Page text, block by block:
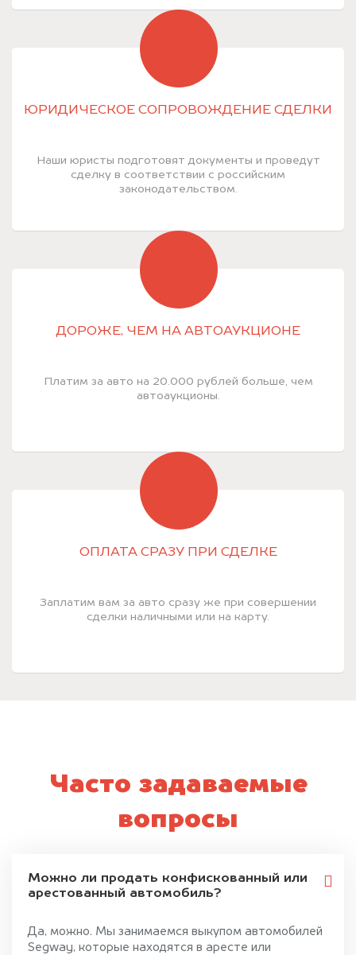
ЮРИДИЧЕСКОЕ СОПРОВОЖДЕНИЕ СДЕЛКИ
Наши юристы подготовят документы и проведут
сделку в соответствии с российским
законодательством.
ДОРОЖЕ, ЧЕМ НА АВТОАУКЦИОНЕ
Платим за авто на 20.000 рублей больше, чем
автоаукционы.
ОПЛАТА СРАЗУ ПРИ СДЕЛКЕ
Заплатим вам за авто сразу же при совершении
сделки наличными или на карту.
Часто задаваемые
вопросы
Можно ли продать конфискованный или
арестованный автомобиль?
Да, можно. Мы занимаемся выкупом автомобилей
Segway, которые находятся в аресте или